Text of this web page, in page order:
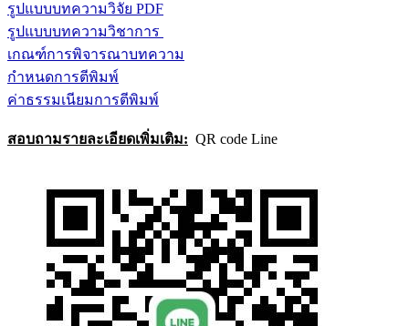
รูปแบบบทความวิจัย PDF
รูปแบบบทความวิชาการ
เกณฑ์การพิจารณาบทความ
กำหนดการตีพิมพ์
ค่าธรรมเนียมการตีพิมพ์
สอบถามรายละเอียดเพิ่มเติม: QR code Line